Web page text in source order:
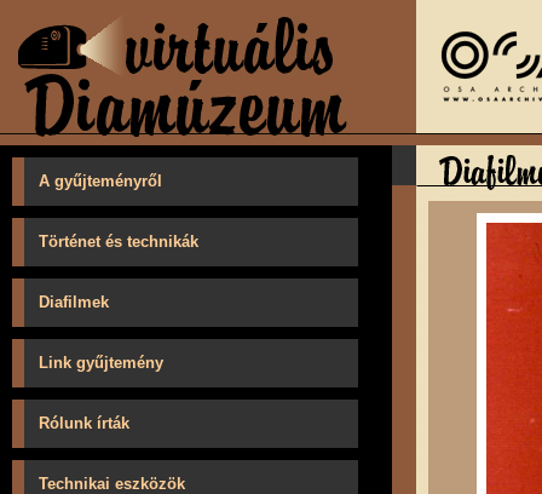
A gyűjteményről
Történet és technikák
Diafilmek
Link gyűjtemény
Rólunk írták
Technikai eszközök